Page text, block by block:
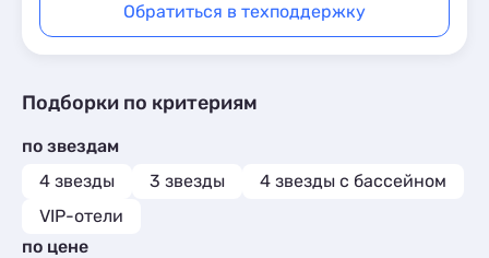
Обратиться в техподдержку
Подборки по критериям
по звездам
4 звезды
3 звезды
4 звезды с бассейном
VIP-отели
по цене